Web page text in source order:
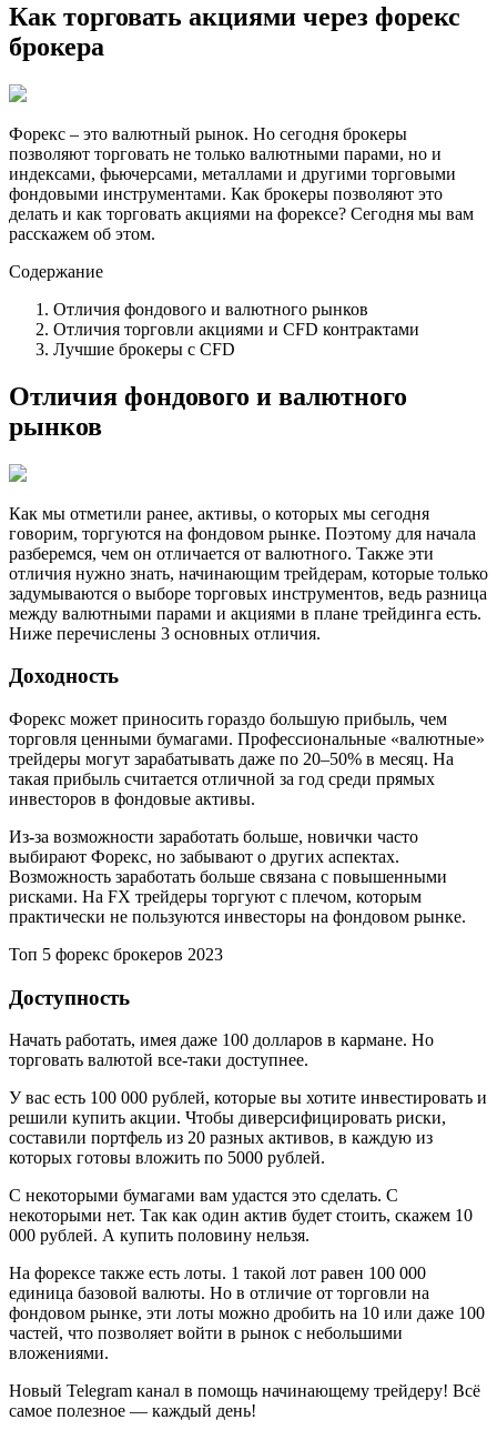
Как торговать акциями через форекс
брокера
Форекс – это валютный рынок. Но сегодня брокеры
позволяют торговать не только валютными парами, но и
индексами, фьючерсами, металлами и другими торговыми
фондовыми инструментами. Как брокеры позволяют это
делать и как торговать акциями на форексе? Сегодня мы вам
расскажем об этом.
Содержание
Отличия фондового и валютного рынков
Отличия торговли акциями и CFD контрактами
Лучшие брокеры с CFD
Отличия фондового и валютного
рынков
Как мы отметили ранее, активы, о которых мы сегодня
говорим, торгуются на фондовом рынке. Поэтому для начала
разберемся, чем он отличается от валютного. Также эти
отличия нужно знать, начинающим трейдерам, которые только
задумываются о выборе торговых инструментов, ведь разница
между валютными парами и акциями в плане трейдинга есть.
Ниже перечислены 3 основных отличия.
Доходность
Форекс может приносить гораздо большую прибыль, чем
торговля ценными бумагами. Профессиональные «валютные»
трейдеры могут зарабатывать даже по 20–50% в месяц. На
такая прибыль считается отличной за год среди прямых
инвесторов в фондовые активы.
Из-за возможности заработать больше, новички часто
выбирают Форекс, но забывают о других аспектах.
Возможность заработать больше связана с повышенными
рисками. На FX трейдеры торгуют с плечом, которым
практически не пользуются инвесторы на фондовом рынке.
Топ 5 форекс брокеров 2023
Доступность
Начать работать, имея даже 100 долларов в кармане. Но
торговать валютой все-таки доступнее.
У вас есть 100 000 рублей, которые вы хотите инвестировать и
решили купить акции. Чтобы диверсифицировать риски,
составили портфель из 20 разных активов, в каждую из
которых готовы вложить по 5000 рублей.
С некоторыми бумагами вам удастся это сделать. С
некоторыми нет. Так как один актив будет стоить, скажем 10
000 рублей. А купить половину нельзя.
На форексе также есть лоты. 1 такой лот равен 100 000
единица базовой валюты. Но в отличие от торговли на
фондовом рынке, эти лоты можно дробить на 10 или даже 100
частей, что позволяет войти в рынок с небольшими
вложениями.
Новый Telegram канал в помощь начинающему трейдеру! Всё
самое полезное — каждый день!